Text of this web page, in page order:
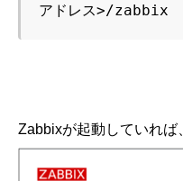
アドレス>/zabbix
Zabbixが起動していれば